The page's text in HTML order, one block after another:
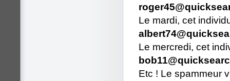
Le mardi, cet
Le mercredi, cet
Etc ! Le spammeur